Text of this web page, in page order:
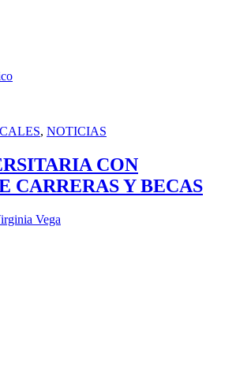
, NOTICIAS
CON
CARRERAS Y BECAS
Vega